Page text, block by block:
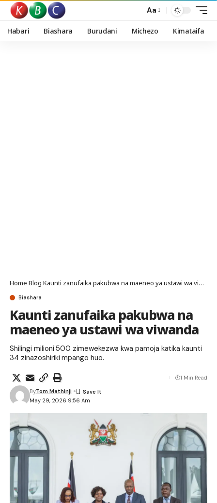
Aa
Habari Biashara Burudani Michezo Kimataifa
Home Blog Kaunti zanufaika pakubwa na maeneo ya ustawi wa viwanda
Biashara
Kaunti zanufaika pakubwa na
maeneo ya ustawi wa viwanda
Shilingi milioni 500 zimewekezwa kwa pamoja katika kaunti
34 zinazoshiriki mpango huo.
May 29, 2026 9:56 Am
ByTom Mathinji
1 Min Read